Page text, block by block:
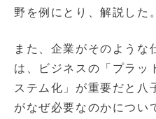
野を例にとり、解説した。
また、企業がそのような
は、ビジネスの「プラッ
ステム化」が重要だと八
がなぜ必要なのかについ